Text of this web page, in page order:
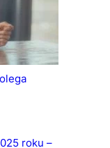
roku –